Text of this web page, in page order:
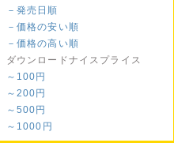
－発売日順
－価格の安い順
－価格の高い順
ダウンロードナイスプライス
～100円
～200円
～500円
～1000円